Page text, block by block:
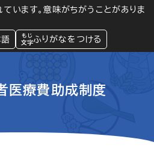
ています。意味がちがうことがありま
ふりがなをつける
閲覧支援
緊急情報
医療費助成制度